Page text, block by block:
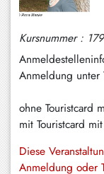
Kursnummer :
Anmeldung
ohne Touristcard
mit Touristcard
Diese
Anmeldung oder
Rottach-
Egern
Schaftlach
/
Schliersee
Tegernsee